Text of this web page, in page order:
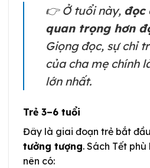
👉 Ở tuổi này, đọc
quan trọng hơn
Giọng đọc, sự chỉ
của cha mẹ chính
lớn nhất.
Trẻ 3–6 tuổi
Đây là giai đoạn trẻ bắt đầu
tưởng tượng. Sách Tết
nên có: